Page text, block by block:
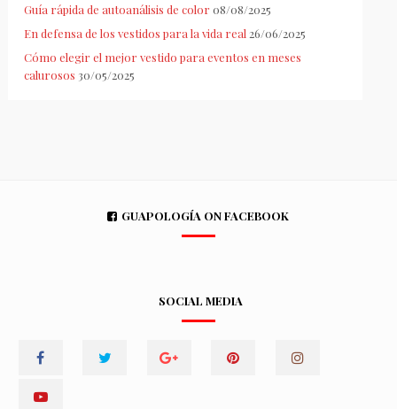
Guía rápida de autoanálisis de color 08/08/2025
En defensa de los vestidos para la vida real 26/06/2025
Cómo elegir el mejor vestido para eventos en meses
calurosos 30/05/2025
GUAPOLOGÍA ON FACEBOOK
SOCIAL MEDIA